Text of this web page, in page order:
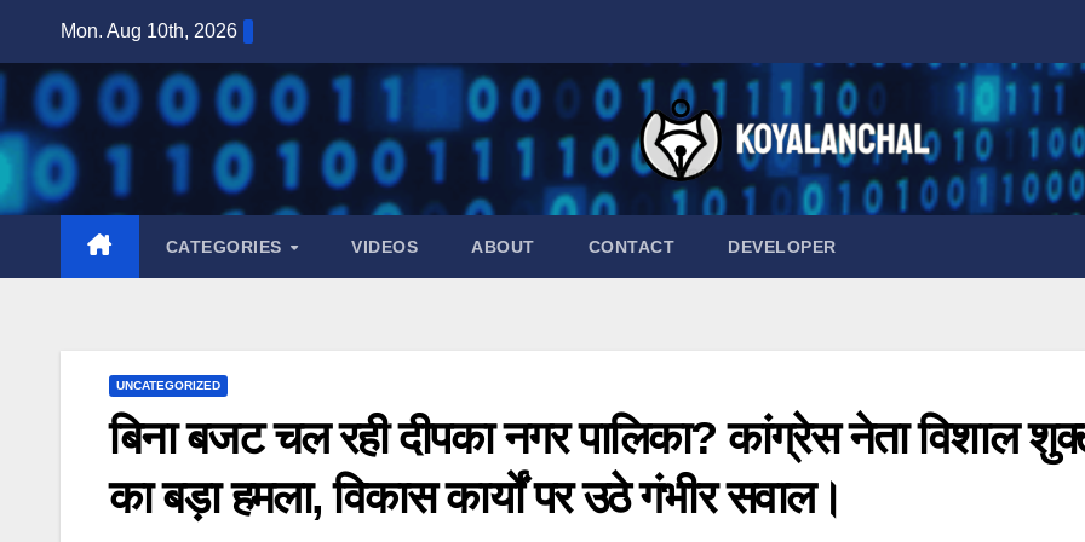
content
Mon. Aug 10th, 2026
CATEGORIES VIDEOS ABOUT CONTACT DEVELOPER
UNCATEGORIZED
बिना बजट चल रही दीपका नगर पालिका? कांग्रेस नेता विशाल
का बड़ा हमला, विकास कार्यों पर उठे गंभीर सवाल।